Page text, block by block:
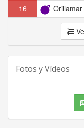
16
Orillamar
Fotos y Vídeos